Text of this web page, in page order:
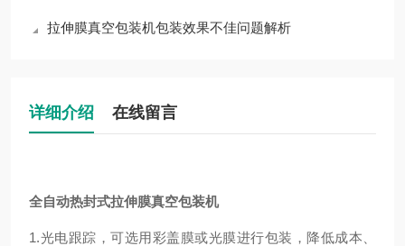
拉伸膜真空包装机包装效果不佳问题解析
详细介绍 在线留言
全自动热封式拉伸膜真空包装机
1.光电跟踪，可选用彩盖膜或光膜进行包装，降低成本、